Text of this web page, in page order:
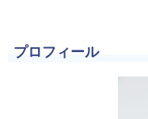
プロフィール